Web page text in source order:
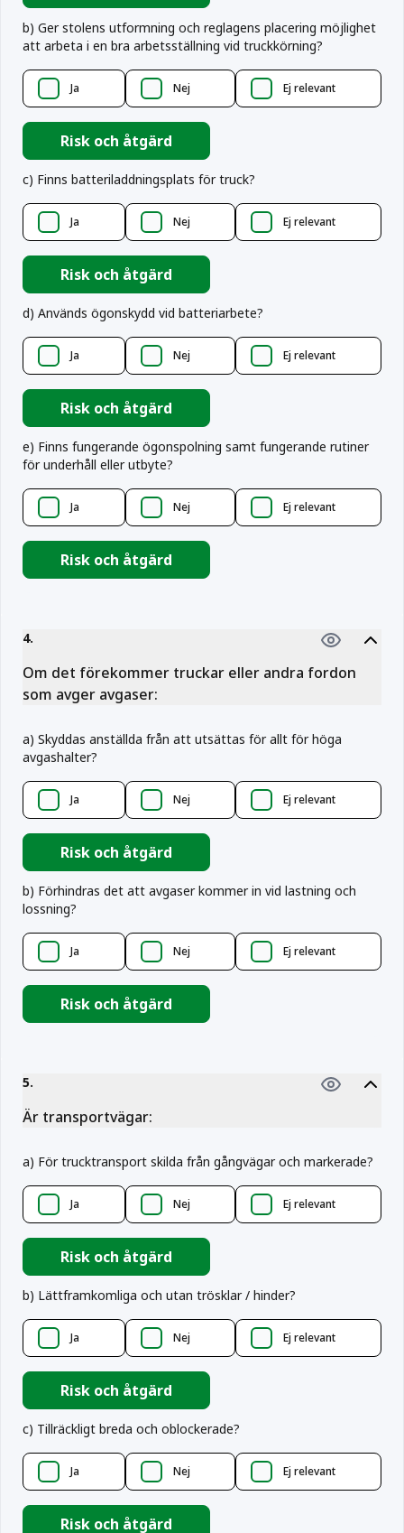
b) Ger stolens utformning och reglagens placering möjlighet
att arbeta i en bra arbetsställning vid truckkörning?
Ja Nej Ej relevant
Risk och åtgärd
c) Finns batteriladdningsplats för truck?
Ja Nej Ej relevant
Risk och åtgärd
d) Används ögonskydd vid batteriarbete?
Ja Nej Ej relevant
Risk och åtgärd
e) Finns fungerande ögonspolning samt fungerande rutiner
för underhåll eller utbyte?
Ja Nej Ej relevant
Risk och åtgärd
4.
Om det förekommer truckar eller andra fordon
som avger avgaser:
a) Skyddas anställda från att utsättas för allt för höga
avgashalter?
Ja Nej Ej relevant
Risk och åtgärd
b) Förhindras det att avgaser kommer in vid lastning och
lossning?
Ja Nej Ej relevant
Risk och åtgärd
5.
Är transportvägar:
a) För trucktransport skilda från gångvägar och markerade?
Ja Nej Ej relevant
Risk och åtgärd
b) Lättframkomliga och utan trösklar / hinder?
Ja Nej Ej relevant
Risk och åtgärd
c) Tillräckligt breda och oblockerade?
Ja Nej Ej relevant
Risk och åtgärd